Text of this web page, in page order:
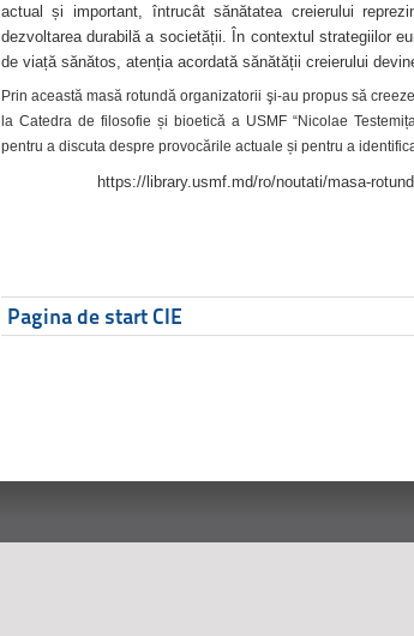
actual și important, întrucât sănătatea creierului
dezvoltarea durabilă a societății. În contextul strategiilor
de viață sănătos, atenția acordată sănătății creierului
Prin această masă rotundă organizatorii şi-au propus să
la Catedra de filosofie și bioetică a USMF “Nicolae
pentru a discuta despre provocările actuale și pentru a
https://library.usmf.md/ro/noutati/masa-
Pagina de start CIE